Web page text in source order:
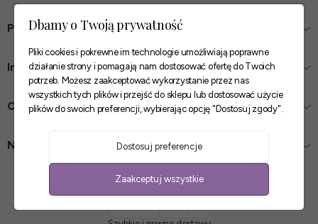
Pomoc
Informacje
O firmie
Nasze sklepy
Zaufane płatności
Dbamy o Twoją prywatność
Pliki cookies i pokrewne im technologie umożliwiają poprawne
działanie strony i pomagają nam dostosować ofertę do Twoich
potrzeb. Możesz zaakceptować wykorzystanie przez nas
wszystkich tych plików i przejść do sklepu lub dostosować użycie
plików do swoich preferencji, wybierając opcję "Dostosuj zgody".
Dostosuj preferencje
Zaakceptuj wszystkie